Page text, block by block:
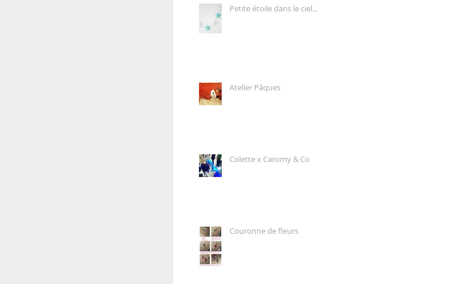
Petite étoile dans le ciel...
Atelier Pâques
Colette x Caromy & Co
Couronne de fleurs